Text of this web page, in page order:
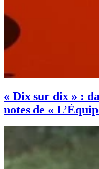
« Dix sur dix » :
notes de «